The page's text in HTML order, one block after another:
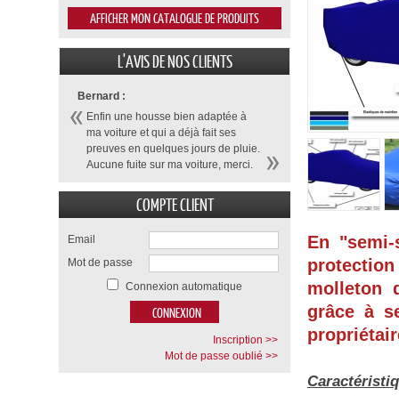
En
molleton
grâce à
L'AVIS DE NOS CLIENTS
Bernard :
Enfin une housse bien adaptée à
ma voiture et qui a déjà fait ses
preuves en quelques jours de pluie.
Aucune fuite sur ma voiture, merci.
COMPTE CLIENT
Email
Mot de passe
Connexion automatique
Inscription >>
Mot de passe oublié >>